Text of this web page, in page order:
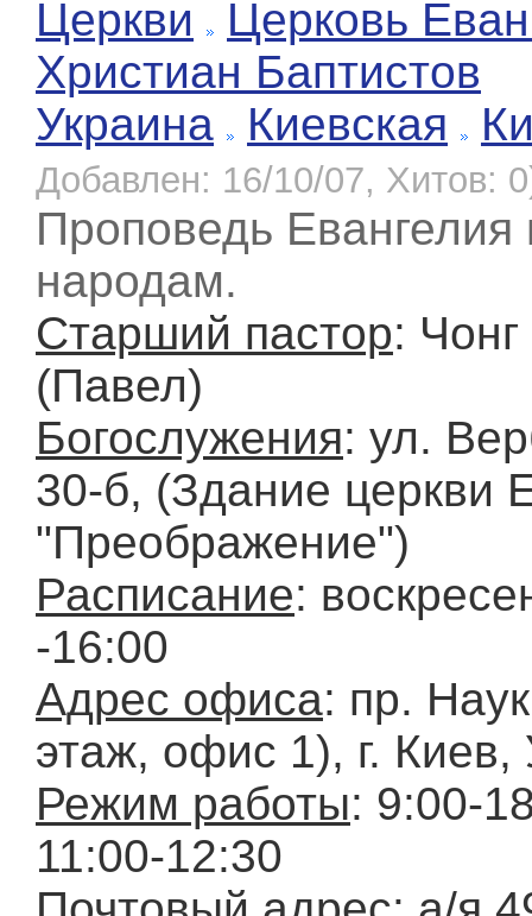
Церкви
Церковь
Христиан Баптистов
Украина
Киевская
Добавлен: 16/10/07, Хитов:
Проповедь Евангелия
народам.
Старший пастор:
(Павел)
Богослужения: ул.
30-б, (Здание церкви
"Преображение")
Расписание:
-16:00
Адрес офиса: пр.
этаж, офис 1), г. Киев,
Режим работы: 9:00-
11:00-12:30